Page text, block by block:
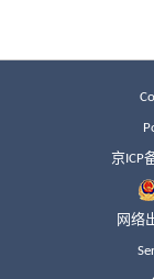
京ICP
网络